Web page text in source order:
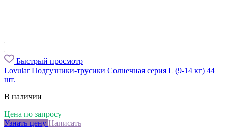
Быстрый просмотр
Lovular Подгузники-трусики Солнечная серия L (9-14 кг) 44
шт.
В наличии
Цена по запросу
Узнать цену Написать